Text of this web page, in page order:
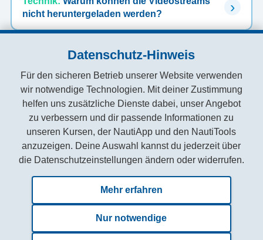
Datenschutz-Hinweis
Für den sicheren Betrieb unserer Website verwenden
wir notwendige Technologien. Mit deiner Zustimmung
helfen uns zusätzliche Dienste dabei, unser Angebot
zu verbessern und dir passende Informationen zu
unseren Kursen, der NautiApp und den NautiTools
anzuzeigen. Deine Auswahl kannst du jederzeit über
die Datenschutzeinstellungen ändern oder widerrufen.
Mehr erfahren
Nur notwendige
nicht heruntergeladen werden?
Dokumente:Was kann ich tun, wenn ein
AGB
Datenschutzerklärung